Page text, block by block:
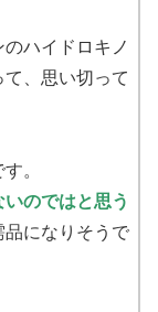
ハイドロキノ
、思い切って
。
のではと思う
品になりそうで